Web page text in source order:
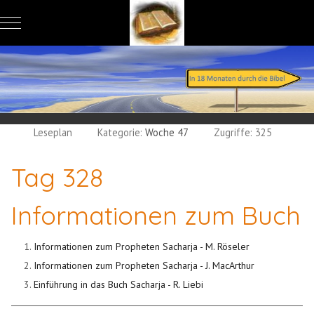
Mobile Menu Toggle
Leseplan Kategorie:Woche 47 Zugriffe: 325
Tag 328
Informationen zum Buch
Informationen zum Propheten Sacharja - M. Röseler
Informationen zum Propheten Sacharja - J. MacArthur
Einführung in das Buch Sacharja - R. Liebi